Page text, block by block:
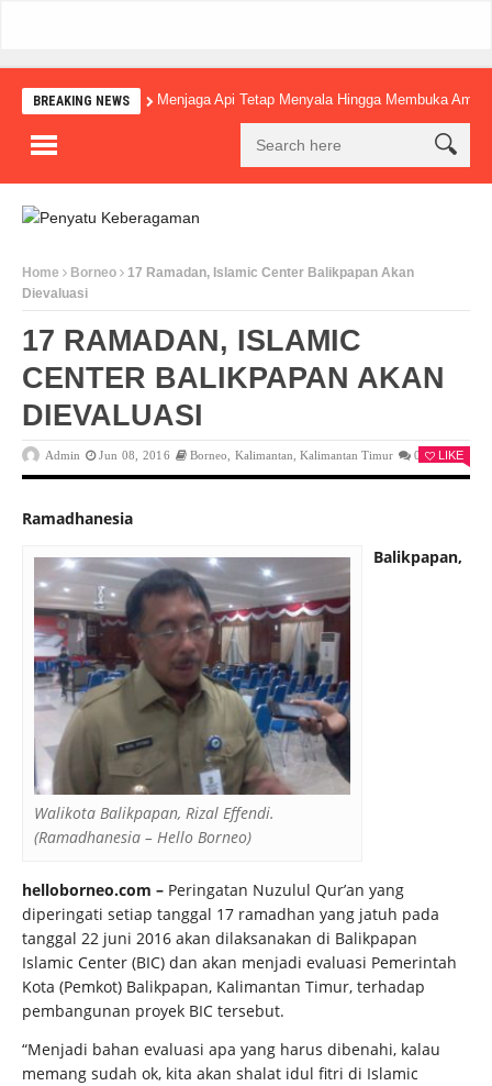
BREAKING NEWS Menjaga Api Tetap Menyala Hingga Membuka
Home Borneo
17 Ramadan, Islamic Center Balikpapan Akan
Dievaluasi
17 RAMADAN, ISLAMIC
CENTER BALIKPAPAN AKAN
DIEVALUASI
Admin Jun 08, 2016 Borneo Kalimantan ,Kalimantan Timur 0 LIKE
Ramadhanesia
Walikota Balikpapan, Rizal Effendi.
(Ramadhanesia – Hello Borneo)
Balikpapan,
helloborneo.com – Peringatan Nuzulul Qur’an yang
diperingati setiap tanggal 17 ramadhan yang jatuh pada
tanggal 22 juni 2016 akan dilaksanakan di Balikpapan
Islamic Center (BIC) dan akan menjadi evaluasi Pemerintah
Kota (Pemkot) Balikpapan, Kalimantan Timur, terhadap
pembangunan proyek BIC tersebut.
“Menjadi bahan evaluasi apa yang harus dibenahi, kalau
memang sudah ok, kita akan shalat idul fitri di Islamic